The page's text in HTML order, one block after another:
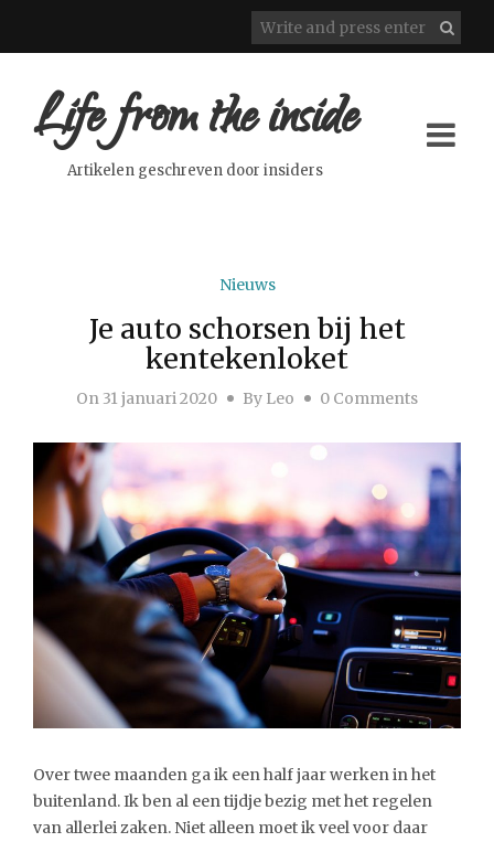
Life from the inside
Artikelen geschreven door insiders
Nieuws
Je auto schorsen bij het
kentekenloket
On 31 januari 2020 By Leo 0 Comments
Over twee maanden ga ik een half jaar werken in het
buitenland. Ik ben al een tijdje bezig met het regelen
van allerlei zaken. Niet alleen moet ik veel voor daar